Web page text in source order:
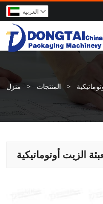
العربية 
منزل > المنتجات >
الزيت أوتوماتيكية